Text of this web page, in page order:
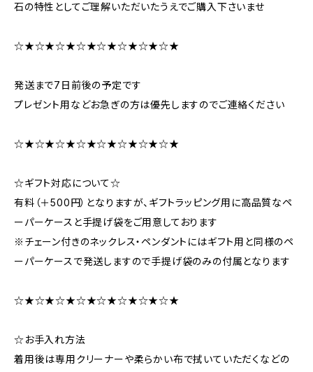
石の特性としてご理解いただいたうえでご購入下さいませ
☆★☆★☆★☆★☆★☆★☆★☆★
発送まで7日前後の予定です
プレゼント用などお急ぎの方は優先しますのでご連絡ください
☆★☆★☆★☆★☆★☆★☆★☆★
☆ギフト対応について☆
有料（＋500円）となりますが、ギフトラッピング用に高品質なペ
ーパーケースと手提げ袋をご用意しております
※チェーン付きのネックレス・ペンダントにはギフト用と同様のペ
ーパーケースで発送しますので手提げ袋のみの付属となります
☆★☆★☆★☆★☆★☆★☆★☆★
☆お手入れ方法
着用後は専用クリーナーや柔らかい布で拭いていただくなどの